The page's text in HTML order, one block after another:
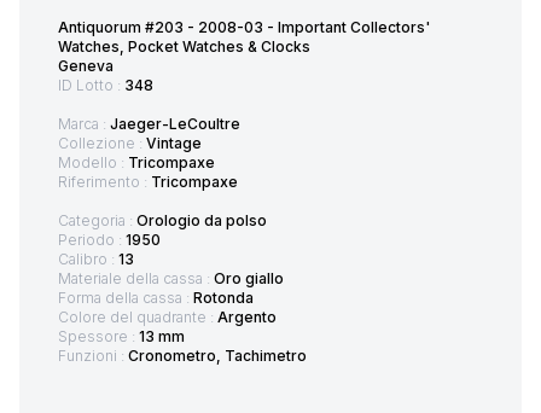
Antiquorum #203 - 2008-03 - Important Collectors'
Watches, Pocket Watches & Clocks
Geneva
ID Lotto : 348
Marca : Jaeger-LeCoultre
Collezione : Vintage
Modello : Tricompaxe
Riferimento : Tricompaxe
Categoria : Orologio da polso
Periodo : 1950
Calibro : 13
Materiale della cassa : Oro giallo
Forma della cassa : Rotonda
Colore del quadrante : Argento
Spessore : 13 mm
Funzioni : Cronometro, Tachimetro